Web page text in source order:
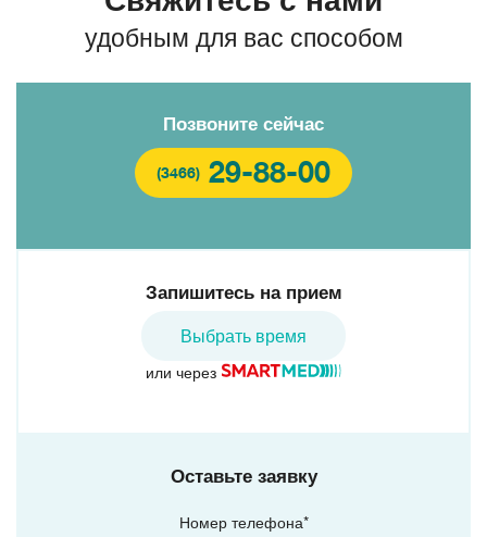
удобным для вас способом
Позвоните сейчас
(3466) 29-88-00
Оставьте заявку
Номер телефона*
Запишитесь на прием
Выбрать время
или через